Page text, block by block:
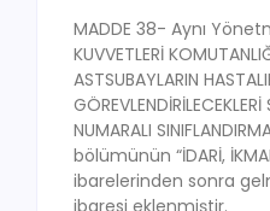
MADDE 38- Aynı
KUVVETLERİ
ASTSUBAYLARIN
NUMARALI
bölümünün “İDARİ,
ibarelerinden sonra
ibaresi eklenmiştir.